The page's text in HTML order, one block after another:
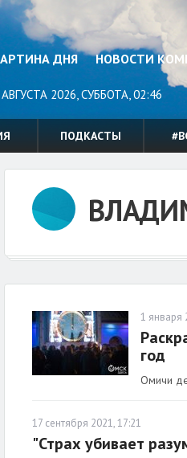
ДНЯ НОВОСТИ
2026, СУББОТА, 02:46
ПОДКАСТЫ
1 января
год
Омичи
17 сентября 2021, 17:21
"Страх убивает